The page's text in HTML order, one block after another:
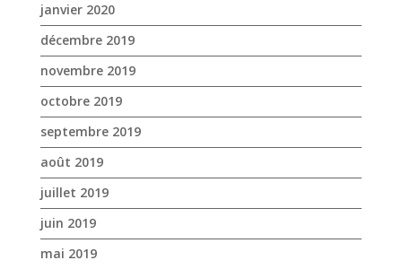
août 2019
juillet 2019
juin 2019
mai 2019
avril 2019
mars 2019
février 2019
janvier 2019
décembre 2018